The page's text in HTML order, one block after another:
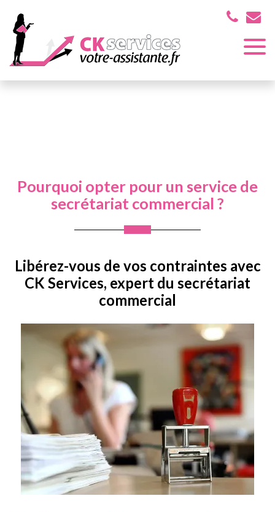
Pourquoi opter pour un service de
secrétariat commercial ?
Libérez-vous de vos contraintes avec
CK Services, expert du secrétariat
commercial